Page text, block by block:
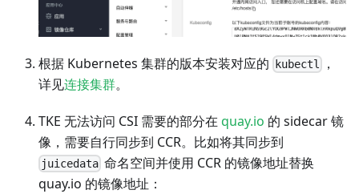
根据 Kubernetes 集群的版本安装对应的 kubectl
，
详见连接集群。
TKE 无法访问 CSI 需要的部分在 quay.io 的 sidecar 镜
像，需要自行同步到 CCR。比如将其同步到
juicedata 命名空间并使用 CCR 的镜像地址替换
quay.io 的镜像地址：